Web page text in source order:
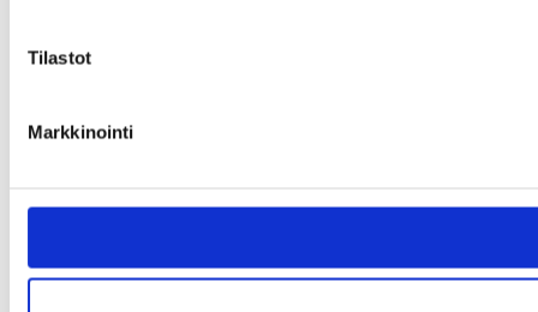
Tilastot
Markkinointi